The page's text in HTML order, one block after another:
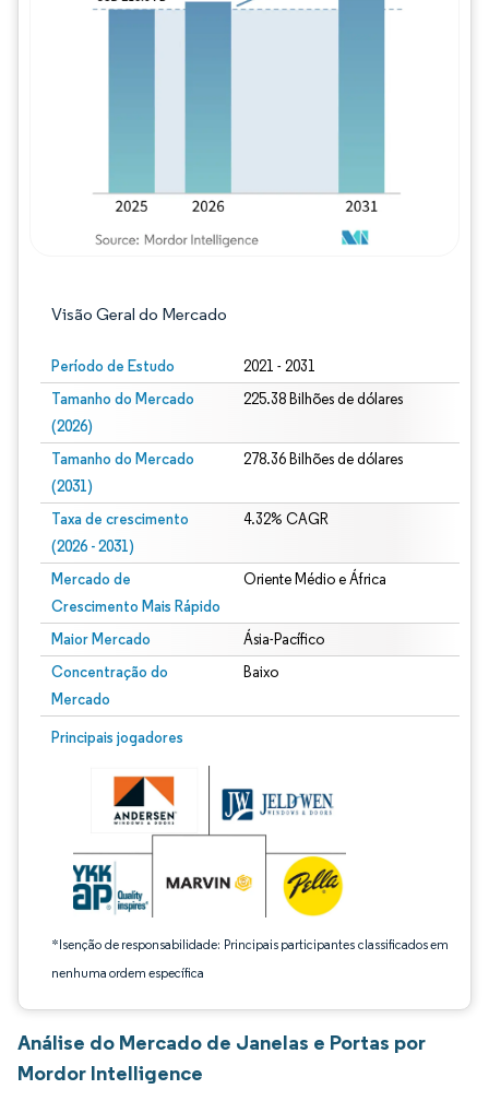
Visão Geral do Mercado
Período de Estudo 2021 - 2031
Tamanho do Mercado
(2026)
225.38 Bilhões de dólares
Tamanho do Mercado
(2031)
278.36 Bilhões de dólares
Taxa de crescimento
(2026 - 2031)
4.32% CAGR
Mercado de
Crescimento Mais Rápido
Oriente Médio e África
Maior Mercado Ásia-Pacífico
Concentração do
Mercado
Baixo
Principais jogadores
*Isenção de responsabilidade: Principais participantes classificados em
nenhuma ordem específica
Imagem © Mordor Intelligence. O reuso requer atribuição conforme CC BY 4.0.
Análise do Mercado de Janelas e Portas por
Mordor Intelligence